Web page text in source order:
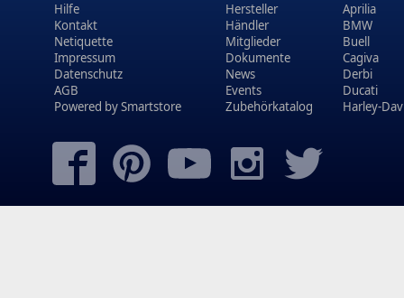
Hilfe
Kontakt
Netiquette
Impressum
Datenschutz
AGB
Powered bySmartstore
Hersteller
Händler
Mitglieder
Dokumente
News
Events
Zubehörkatalog
Aprilia
BMW
Buell
Cagiva
Derbi
Ducati
Harley-